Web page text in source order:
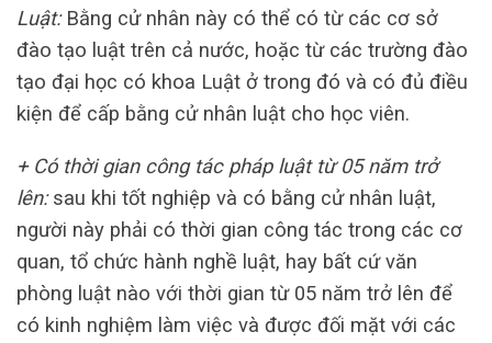
Luật:Bằng cử nhân này có thể có từ các cơ sở
đào tạo luật trên cả nước, hoặc từ các trường đào
tạo đại học có khoa Luật ở trong đó và có đủ điều
kiện để cấp bằng cử nhân luật cho học viên.
+ Có thời gian công tác pháp luật từ 05 năm trở
lên:sau khi tốt nghiệp và có bằng cử nhân luật,
người này phải có thời gian công tác trong các cơ
quan, tổ chức hành nghề luật, hay bất cứ văn
phòng luật nào với thời gian từ 05 năm trở lên để
có kinh nghiệm làm việc và được đối mặt với các